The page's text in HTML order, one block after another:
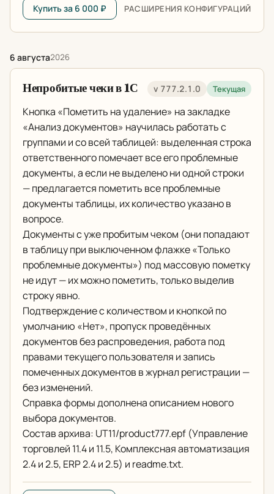
Купить за 6 000 ₽ РАСШИРЕНИЯ КОНФИГУРАЦИЙ
6 августа2026
Непробитые чеки в 1С v 777.2.1.0 Текущая
Кнопка «Пометить на удаление» на закладке
«Анализ документов» научилась работать с
группами и со всей таблицей: выделенная строка
ответственного помечает все его проблемные
документы, а если не выделено ни одной строки
— предлагается пометить все проблемные
документы таблицы, их количество указано в
вопросе.
Документы с уже пробитым чеком (они попадают
в таблицу при выключенном флажке «Только
проблемные документы») под массовую пометку
не идут — их можно пометить, только выделив
строку явно.
Подтверждение с количеством и кнопкой по
умолчанию «Нет», пропуск проведённых
документов без распроведения, работа под
правами текущего пользователя и запись
помеченных документов в журнал регистрации —
без изменений.
Справка формы дополнена описанием нового
выбора документов.
Состав архива: UT11/product777.epf (Управление
торговлей 11.4 и 11.5, Комплексная автоматизация
2.4 и 2.5, ERP 2.4 и 2.5) и readme.txt.